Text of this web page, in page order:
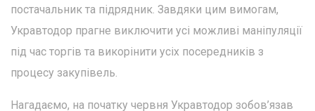
постачальник та підрядник. Завдяки цим вимогам,
Укравтодор прагне виключити усі можливі маніпуляції
під час торгів та викорінити усіх посередників з
процесу закупівель.
Нагадаємо, на початку червня Укравтодор зобов’язав